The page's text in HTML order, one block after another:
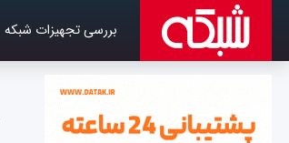
بررسی تجهیزات شبکه